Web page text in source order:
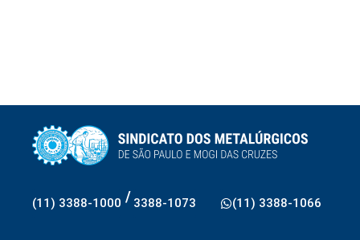
(11) 3388-1000 / 3388-1073 (11) 3388-1066